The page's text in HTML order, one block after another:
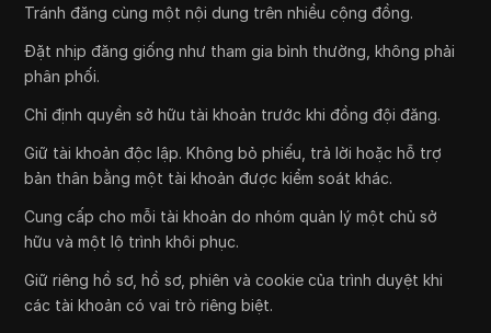
Tránh đăng cùng một nội dung trên nhiều cộng đồng.
Đặt nhịp đăng giống như tham gia bình thường, không phải
phân phối.
Chỉ định quyền sở hữu tài khoản trước khi đồng đội đăng.
Giữ tài khoản độc lập. Không bỏ phiếu, trả lời hoặc hỗ trợ
bản thân bằng một tài khoản được kiểm soát khác.
Cung cấp cho mỗi tài khoản do nhóm quản lý một chủ sở
hữu và một lộ trình khôi phục.
Giữ riêng hồ sơ, hồ sơ, phiên và cookie của trình duyệt khi
các tài khoản có vai trò riêng biệt.